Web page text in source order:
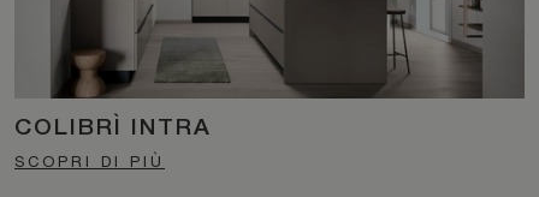
COLIBRÌ INTRA
SCOPRI DI PIÙ